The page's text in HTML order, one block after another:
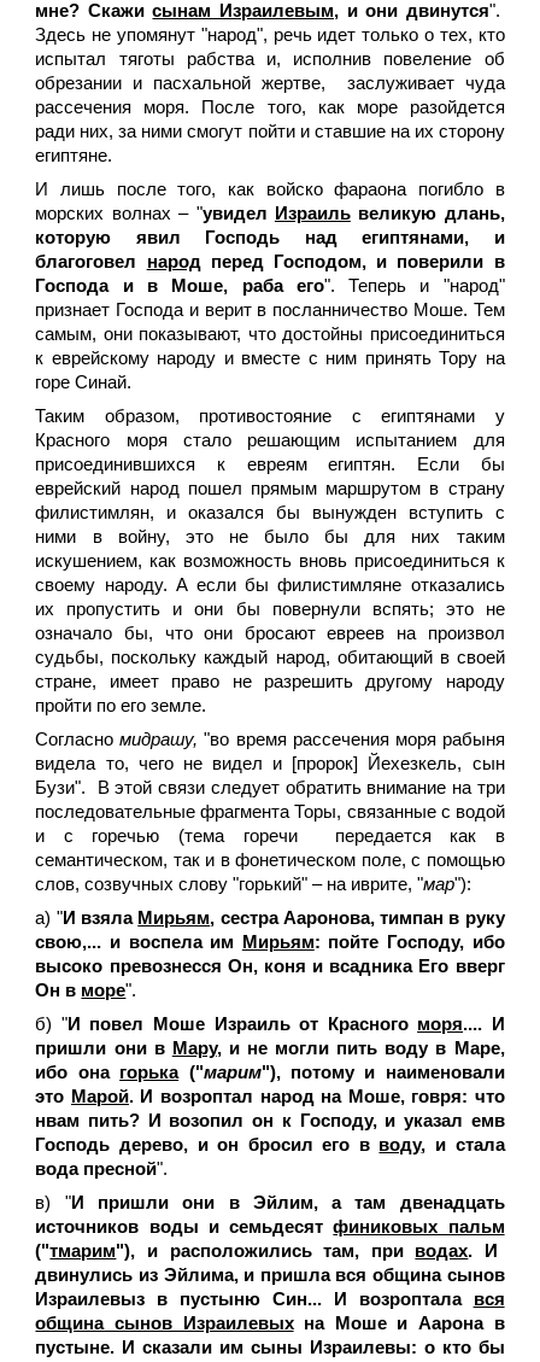
мне? Скажисынам Израилевым, и они двинутся".
Здесь не упомянут "народ", речь идет только о тех, кто
испытал тяготы рабства и, исполнив повеление об
обрезании и пасхальной жертве, заслуживает чуда
рассечения моря. После того, как море разойдется
ради них, за ними смогут пойти и ставшие на их сторону
египтяне.
И лишь после того, как войско фараона погибло в
морских волнах – "увидел Израильвеликую длань,
которую явил Господь над египтянами, и
благоговел народперед Господом, и поверили в
Господа и в Моше, раба его". Теперь и "народ"
признает Господа и верит в посланничество Моше. Тем
самым, они показывают, что достойны присоединиться
к еврейскому народу и вместе с ним принять Тору на
горе Синай.
Таким образом, противостояние с египтянами у
Красного моря стало решающим испытанием для
присоединившихся к евреям египтян. Если бы
еврейский народ пошел прямым маршрутом в страну
филистимлян, и оказался бы вынужден вступить с
ними в войну, это не было бы для них таким
искушением, как возможность вновь присоединиться к
своему народу. А если бы филистимляне отказались
их пропустить и они бы повернули вспять; это не
означало бы, что они бросают евреев на произвол
судьбы, поскольку каждый народ, обитающий в своей
стране, имеет право не разрешить другому народу
пройти по его земле.
Согласномидрашу,"во время рассечения моря рабыня
видела то, чего не видел и [пророк] Йехезкель, сын
Бузи". В этой связи следует обратить внимание на три
последовательные фрагмента Торы, связанные с водой
и с горечью (тема горечи передается как в
семантическом, так и в фонетическом поле, с помощью
слов, созвучных слову "горький" – на иврите, "мар"):
а) "И взяла Мирьям, сестра Ааронова, тимпан в руку
свою,... и воспела им
Мирьям: пойте Господу, ибо
высоко превознесся Он, коня и всадника Его вверг
Он в море".
б) "И повел Моше Израиль от Красного моря.... И
пришли они в Мару, и не могли пить воду в Маре,
ибо она горька("марим"), потому и наименовали
это Марой. И возроптал народ на Моше, говря: что
нвам пить? И возопил он к Господу, и указал емв
Господь дерево, и он бросил его в воду, и стала
вода пресной".
в) "И пришли они в Эйлим, а там двенадцать
источников воды и семьдесятфиниковых пальм
("тмарим"), и расположились там, при водах. И
двинулись из Эйлима, и пришла вся община сынов
Израилевыз в пустыню Син... И возроптала вся
община сынов Израилевыхна Моше и Аарона в
пустыне. И сказали им сыны Израилевы: о кто бы